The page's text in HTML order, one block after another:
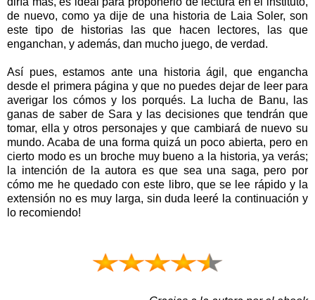
de nuevo, como ya dije de una historia de Laia Soler, son
este tipo de historias las que hacen lectores, las que
enganchan, y además, dan mucho juego, de verdad.
Así pues, estamos ante una historia ágil, que engancha
desde el primera página y que no puedes dejar de leer para
averigar los cómos y los porqués. La lucha de Banu, las
ganas de saber de Sara y las decisiones que tendrán que
tomar, ella y otros personajes y que cambiará de nuevo su
mundo. Acaba de una forma quizá un poco abierta, pero en
cierto modo es un broche muy bueno a la historia, ya verás;
la intención de la autora es que sea una saga, pero por
cómo me he quedado con este libro, que se lee rápido y la
extensión no es muy larga, sin duda leeré la continuación y
lo recomiendo!